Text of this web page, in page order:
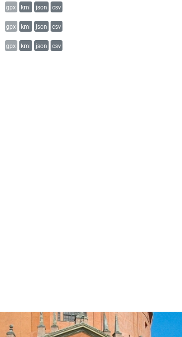
gpx kml json csv
gpx kml json csv
gpx kml json csv